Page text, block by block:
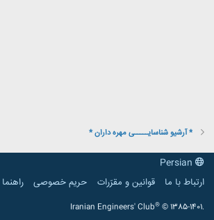
* آرشیو شناسایـــــی مهره داران *
ارتباط با ما
قوانین و مقرّرات حریم خصوصی راهنما
Iranian Engineers' Club® © 1385-1401.